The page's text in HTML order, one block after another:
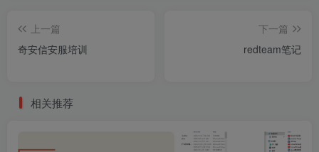
上一篇
奇安信安服培训
下一篇
redteam笔记
相关推荐